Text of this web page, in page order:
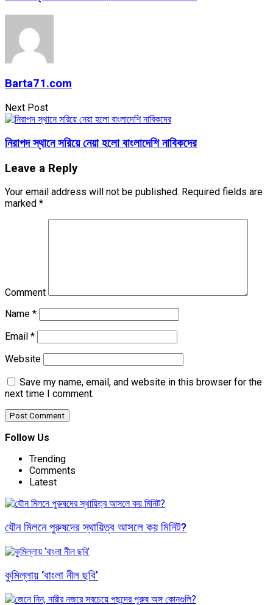
Barta71.com
Next Post
নিরাপদ স্থানে সরিয়ে নেয়া হলো বাংলাদেশি নাবিকদের
Leave a Reply
Your email address will not be published. Required fields are
marked *
Comment
Name *
Email *
Website
Save my name, email, and website in this browser for the
next time I comment.
Follow Us
Trending
Comments
Latest
যৌন মিলনে পুরুষদের স্থায়িত্ব আসলে কয় মিনিট?
কুমিল্লায় ‘বাংলা নীল ছবি’